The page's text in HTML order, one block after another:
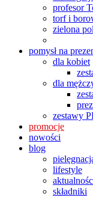
profesor
torf i
zielona
pomysł na
dla kobiet
dla
zestawy
promocje
nowości
blog
lifestyle
składniki